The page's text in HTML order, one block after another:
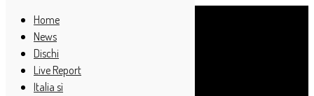
Home
News
Dischi
Live Report
Italia sì